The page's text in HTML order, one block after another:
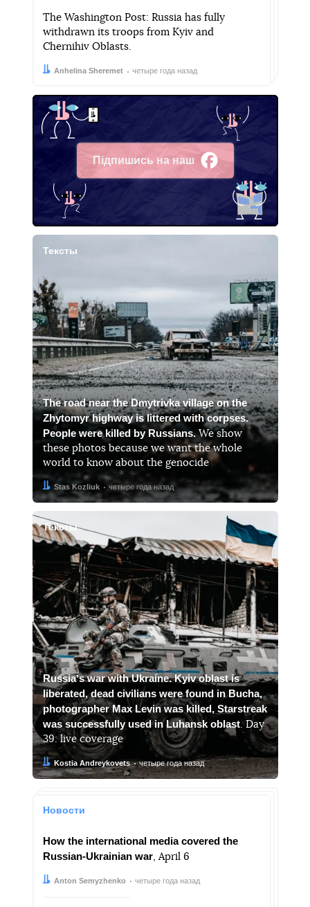
The Washington Post: Russia has fully
withdrawn its troops from Kyiv and
Chernihiv Oblasts.
Автор:
Anhelina Sheremet
Дата: четыре года назад
Підпишись на наш
Facebook
Тексты
The road near the Dmytrivka village on the
Zhytomyr highway is littered with corpses.
People were killed by Russians.We show
these photos because we want the whole
world to know about the genocide
Автор:
Stas Kozliuk
Дата: четыре года назад
Тексты
Russiaʼs war with Ukraine. Kyiv oblast is
liberated, dead civilians were found in Bucha,
photographer Max Levin was killed, Starstreak
was successfully used in Luhansk oblast. Day
39: live coverage
Автор:
Kostia Andreykovets
Дата: четыре года назад
Новости
How the international media covered the
Russian-Ukrainian war, April 6
Автор:Anton Semyzhenko
Дата: четыре года назад